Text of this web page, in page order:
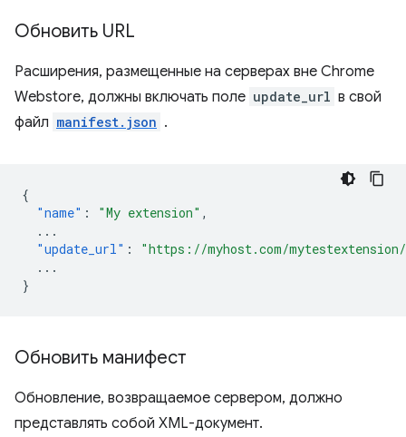
Обновить URL
Расширения, размещенные на серверах вне Chrome
Webstore, должны включать поле update_url в свой
файл manifest.json .
{
"name" : "My extension" ,
...
"update_url" :
"https://myhost.com/
...
}
Обновить манифест
Обновление, возвращаемое сервером, должно
представлять собой XML-документ.